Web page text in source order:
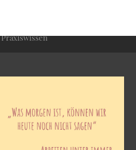
Praxis­wissen